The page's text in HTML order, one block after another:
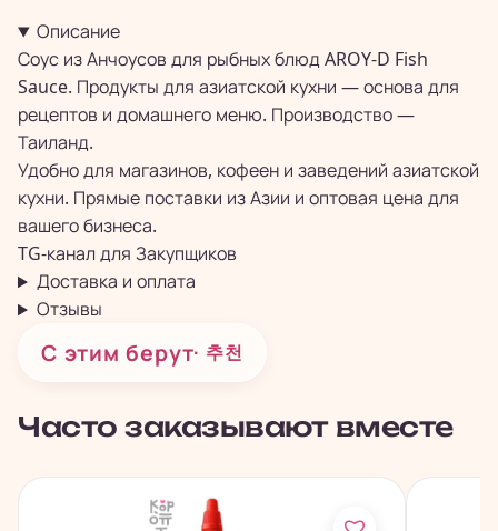
Описание
Соус из Анчоусов для рыбных блюд AROY-D Fish
Sauce. Продукты для азиатской кухни — основа для
рецептов и домашнего меню. Производство —
Таиланд.
Удобно для магазинов, кофеен и заведений азиатской
кухни. Прямые поставки из Азии и оптовая цена для
вашего бизнеса.
TG-канал для Закупщиков
Доставка и оплата
Отзывы
С этим берут· 추천
Часто заказывают вместе